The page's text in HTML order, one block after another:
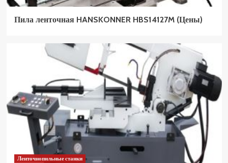
Пила ленточная HANSKONNER HBS14127M (Цены)
Ленточнопильные станки